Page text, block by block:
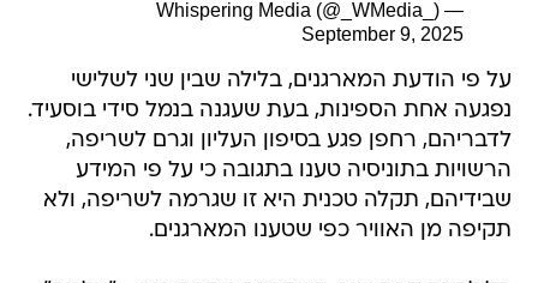
— Whispering Media (@_WMedia_)
September 9, 2025
על פי הודעת המארגנים, בלילה שבין שני לשלישי
נפגעה אחת הספינות, בעת שעגנה בנמל סידי בוסעיד.
לדבריהם, רחפן פגע בסיפון העליון וגרם לשריפה,
הרשויות בתוניסיה טענו בתגובה כי על פי המידע
שבידיהם, תקלה טכנית היא זו שגרמה לשריפה, ולא
תקיפה מן האוויר כפי שטענו המארגנים.